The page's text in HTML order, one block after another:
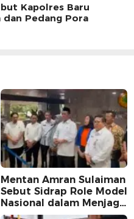
Kapolres Baru
dan Pedang Pora
Mentan Amran Sulaiman
Sebut Sidrap Role Model
Nasional dalam Menjaga
Stabilitas Harga Telur